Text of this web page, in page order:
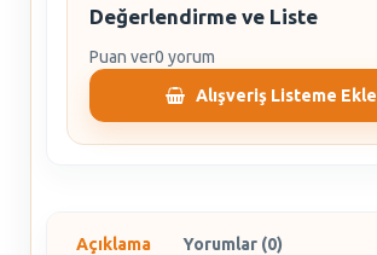
Değerlendirme ve Liste
Puan ver0 yorum
Alışveriş Listeme Ekle
Açıklama Yorumlar (0)